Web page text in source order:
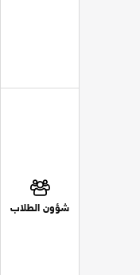
شؤون الطلاب